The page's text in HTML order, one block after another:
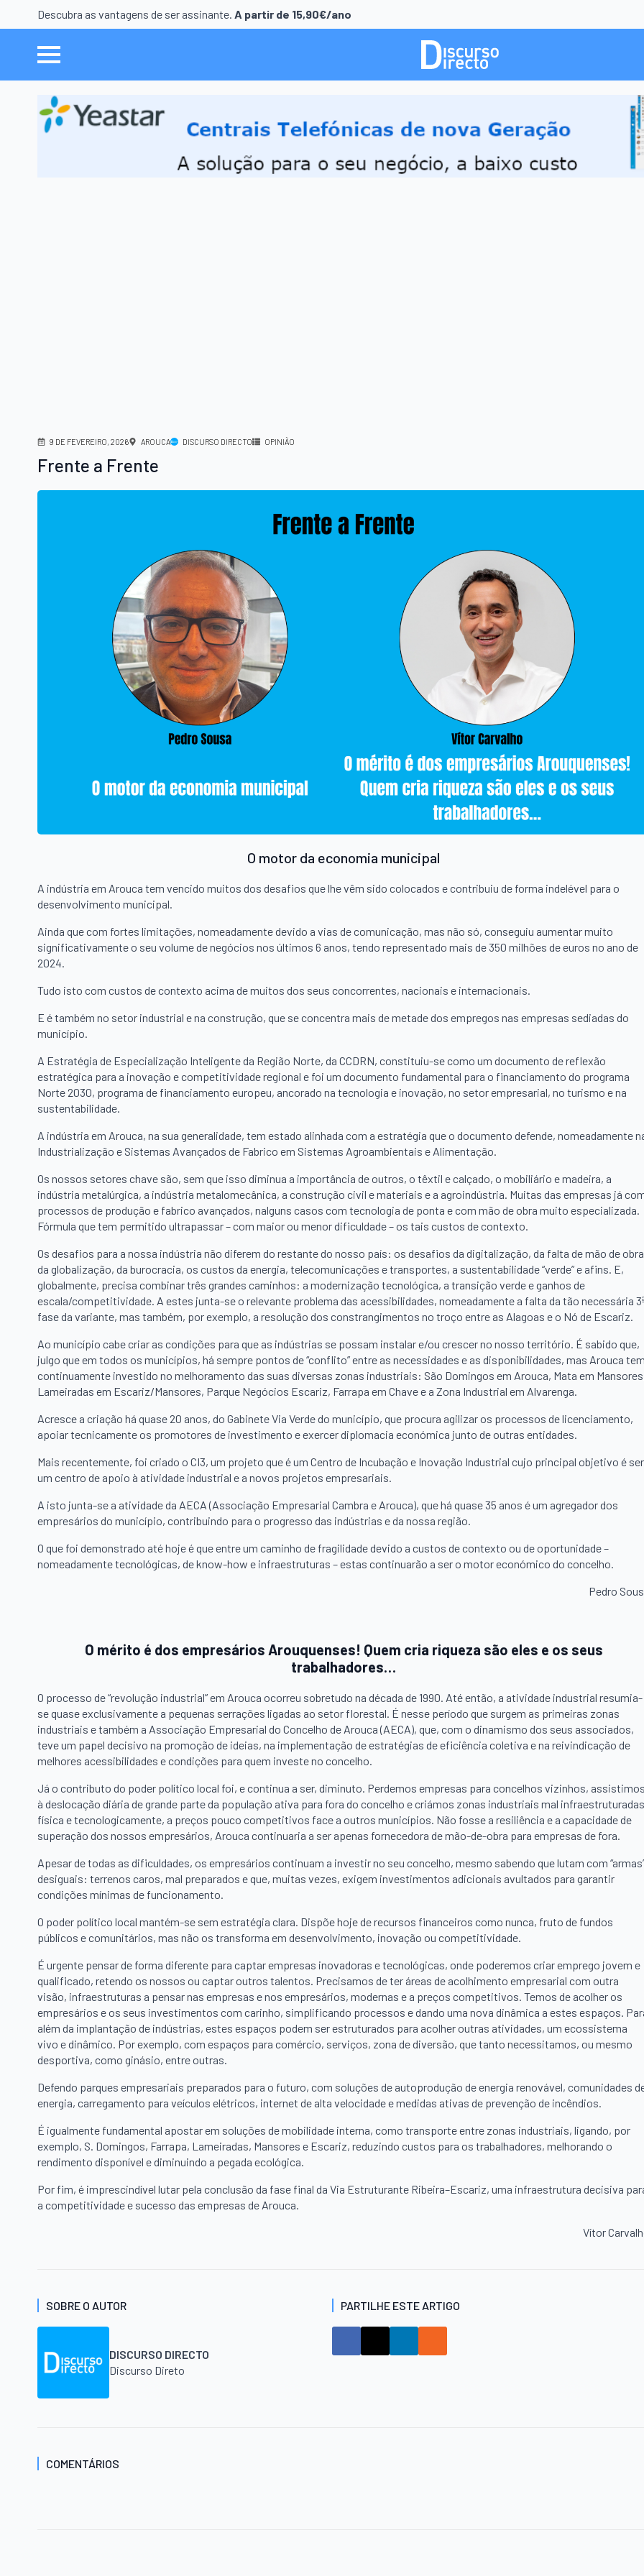
Descubra as vantagens de ser assinante. A partir de 15,90€/ano
9 DE FEVEREIRO, 2026 AROUCA DISCURSO DIRECTO OPINIÃO
Frente a Frente
O motor da economia municipal
A indústria em Arouca tem vencido muitos dos desafios que lhe vêm sido colocados e contribuiu de forma indelével para o
desenvolvimento municipal.
Ainda que com fortes limitações, nomeadamente devido a vias de comunicação, mas não só, conseguiu aumentar muito
significativamente o seu volume de negócios nos últimos 6 anos, tendo representado mais de 350 milhões de euros no ano de
2024.
Tudo isto com custos de contexto acima de muitos dos seus concorrentes, nacionais e internacionais.
E é também no setor industrial e na construção, que se concentra mais de metade dos empregos nas empresas sediadas do
município.
A Estratégia de Especialização Inteligente da Região Norte, da CCDRN, constituiu-se como um documento de reflexão
estratégica para a inovação e competitividade regional e foi um documento fundamental para o financiamento do programa
Norte 2030, programa de financiamento europeu, ancorado na tecnologia e inovação, no setor empresarial, no turismo e na
sustentabilidade.
A indústria em Arouca, na sua generalidade, tem estado alinhada com a estratégia que o documento defende, nomeadamente
Industrialização e Sistemas Avançados de Fabrico em Sistemas Agroambientais e Alimentação.
Os nossos setores chave são, sem que isso diminua a importância de outros, o têxtil e calçado, o mobiliário e madeira, a
indústria metalúrgica, a indústria metalomecânica, a construção civil e materiais e a agroindústria. Muitas das empresas já
processos de produção e fabrico avançados, nalguns casos com tecnologia de ponta e com mão de obra muito especializada.
Fórmula que tem permitido ultrapassar – com maior ou menor dificuldade – os tais custos de contexto.
Os desafios para a nossa indústria não diferem do restante do nosso país: os desafios da digitalização, da falta de mão de
da globalização, da burocracia, os custos da energia, telecomunicações e transportes, a sustentabilidade “verde” e afins. E,
globalmente, precisa combinar três grandes caminhos: a modernização tecnológica, a transição verde e ganhos de
escala/competitividade. A estes junta-se o relevante problema das acessibilidades, nomeadamente a falta da tão necessária
fase da variante, mas também, por exemplo, a resolução dos constrangimentos no troço entre as Alagoas e o Nó de Escariz.
Ao município cabe criar as condições para que as indústrias se possam instalar e/ou crescer no nosso território. É sabido que,
julgo que em todos os municípios, há sempre pontos de “conflito” entre as necessidades e as disponibilidades, mas Arouca tem
continuamente investido no melhoramento das suas diversas zonas industriais: São Domingos em Arouca, Mata em
Lameiradas em Escariz/Mansores, Parque Negócios Escariz, Farrapa em Chave e a Zona Industrial em Alvarenga.
Acresce a criação há quase 20 anos, do Gabinete Via Verde do município, que procura agilizar os processos de licenciamento,
apoiar tecnicamente os promotores de investimento e exercer diplomacia económica junto de outras entidades.
Mais recentemente, foi criado o CI3, um projeto que é um Centro de Incubação e Inovação Industrial cujo principal objetivo é ser
um centro de apoio à atividade industrial e a novos projetos empresariais.
A isto junta-se a atividade da AECA (Associação Empresarial Cambra e Arouca), que há quase 35 anos é um agregador dos
empresários do município, contribuindo para o progresso das indústrias e da nossa região.
O que foi demonstrado até hoje é que entre um caminho de fragilidade devido a custos de contexto ou de oportunidade –
nomeadamente tecnológicas, de know-how e infraestruturas – estas continuarão a ser o motor económico do concelho.
Pedro
O mérito é dos empresários Arouquenses! Quem cria riqueza são eles e os seus
trabalhadores…
O processo de “revolução industrial” em Arouca ocorreu sobretudo na década de 1990. Até então, a atividade industrial resumia-
se quase exclusivamente a pequenas serrações ligadas ao setor florestal. É nesse período que surgem as primeiras zonas
industriais e também a Associação Empresarial do Concelho de Arouca (AECA), que, com o dinamismo dos seus associados,
teve um papel decisivo na promoção de ideias, na implementação de estratégias de eficiência coletiva e na reivindicação de
melhores acessibilidades e condições para quem investe no concelho.
Já o contributo do poder político local foi, e continua a ser, diminuto. Perdemos empresas para concelhos vizinhos, assistimos
à deslocação diária de grande parte da população ativa para fora do concelho e criámos zonas industriais mal
física e tecnologicamente, a preços pouco competitivos face a outros municípios. Não fosse a resiliência e a capacidade de
superação dos nossos empresários, Arouca continuaria a ser apenas fornecedora de mão-de-obra para empresas de fora.
Apesar de todas as dificuldades, os empresários continuam a investir no seu concelho, mesmo sabendo que lutam com
desiguais: terrenos caros, mal preparados e que, muitas vezes, exigem investimentos adicionais avultados para garantir
condições mínimas de funcionamento.
O poder político local mantém-se sem estratégia clara. Dispõe hoje de recursos financeiros como nunca, fruto de fundos
públicos e comunitários, mas não os transforma em desenvolvimento, inovação ou competitividade.
É urgente pensar de forma diferente para captar empresas inovadoras e tecnológicas, onde poderemos criar emprego jovem e
qualificado, retendo os nossos ou captar outros talentos. Precisamos de ter áreas de acolhimento empresarial com outra
visão, infraestruturas a pensar nas empresas e nos empresários, modernas e a preços competitivos. Temos de acolher os
empresários e os seus investimentos com carinho, simplificando processos e dando uma nova dinâmica a estes espaços.
além da implantação de indústrias, estes espaços podem ser estruturados para acolher outras atividades, um ecossistema
vivo e dinâmico. Por exemplo, com espaços para comércio, serviços, zona de diversão, que tanto necessitamos, ou mesmo
desportiva, como ginásio, entre outras.
Defendo parques empresariais preparados para o futuro, com soluções de autoprodução de energia renovável, comunidades
energia, carregamento para veículos elétricos, internet de alta velocidade e medidas ativas de prevenção de incêndios.
É igualmente fundamental apostar em soluções de mobilidade interna, como transporte entre zonas industriais, ligando, por
exemplo, S. Domingos, Farrapa, Lameiradas, Mansores e Escariz, reduzindo custos para os trabalhadores, melhorando o
rendimento disponível e diminuindo a pegada ecológica.
Por fim, é imprescindível lutar pela conclusão da fase final da Via Estruturante Ribeira–Escariz, uma infraestrutura decisiva
a competitividade e sucesso das empresas de Arouca.
Vítor
SOBRE O AUTOR
DISCURSO DIRECTO
Discurso Direto
PARTILHE ESTE ARTIGO
COMENTÁRIOS